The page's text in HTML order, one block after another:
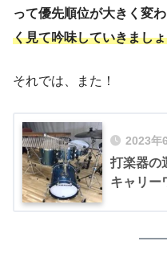
って優先順位が大きく変
く見て吟味していきまし
それでは、また！
2023年
打楽器の
キャリー